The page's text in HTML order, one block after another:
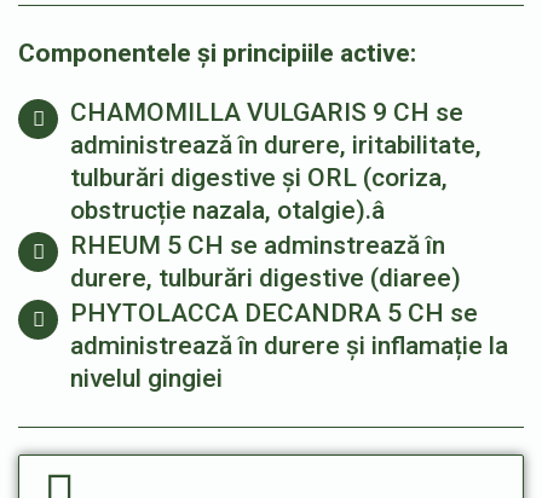
Componentele și principiile active:
CHAMOMILLA VULGARIS 9 CH se
administrează în durere, iritabilitate,
tulburări digestive și ORL (coriza,
obstrucție nazala, otalgie).â
RHEUM 5 CH se adminstrează în
durere, tulburări digestive (diaree)
PHYTOLACCA DECANDRA 5 CH se
administrează în durere și inflamație la
nivelul gingiei